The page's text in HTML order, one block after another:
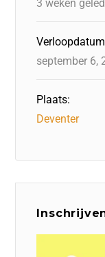
3 weken
september 6,
Plaats:
Deventer